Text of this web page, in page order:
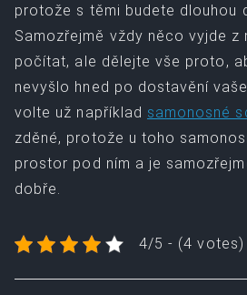
protože s těmi budete dlouhou
Samozřejmě vždy něco vyjde z
počítat, ale dělejte vše proto,
nevyšlo hned po dostavění
volte už například samonosné
zděné, protože u toho
prostor pod ním a je
dobře.
4/5 - (4 votes)